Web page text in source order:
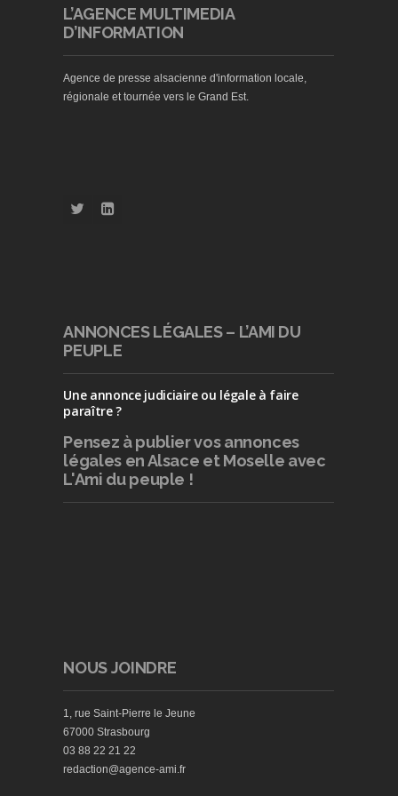
L’AGENCE MULTIMEDIA
D’INFORMATION
Agence de presse alsacienne d'information locale,
régionale et tournée vers le Grand Est.
ANNONCES LÉGALES – L’AMI DU
PEUPLE
Une annonce judiciaire ou légale à faire
paraître ?
Pensez à publiervos annonces
légales en Alsace et Moselle avec
L'Ami du peuple !
NOUS JOINDRE
1, rue Saint-Pierre le Jeune
67000 Strasbourg
03 88 22 21 22
redaction@agence-ami.fr